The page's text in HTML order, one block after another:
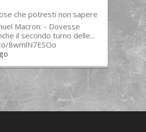
che potresti non sapere
Macron: - Dovesse
il secondo turno delle...
8wmlN7ESOo